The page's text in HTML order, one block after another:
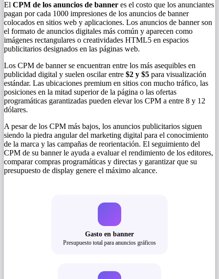
Número de impresiones
El CPM de los anuncios de banner es el costo que los anunciantes
pagan por cada 1000 impresiones de los anuncios de banner
colocados en sitios web y aplicaciones. Los anuncios de banner son
el formato de anuncios digitales más común y aparecen como
imágenes rectangulares o creatividades HTML5 en espacios
publicitarios designados en las páginas web.
Los CPM de banner se encuentran entre los más asequibles en
publicidad digital y suelen oscilar entre $2 y $5 para visualización
estándar. Las ubicaciones premium en sitios con mucho tráfico, las
posiciones en la mitad superior de la página o las ofertas
programáticas garantizadas pueden elevar los CPM a entre 8 y 12
dólares.
A pesar de los CPM más bajos, los anuncios publicitarios siguen
siendo la piedra angular del marketing digital para el conocimiento
de la marca y las campañas de reorientación. El seguimiento del
CPM de su banner le ayuda a evaluar el rendimiento de los editores,
comparar compras programáticas y directas y garantizar que su
presupuesto de display genere el máximo alcance.
Gasto en banner
Presupuesto total para anuncios gráficos